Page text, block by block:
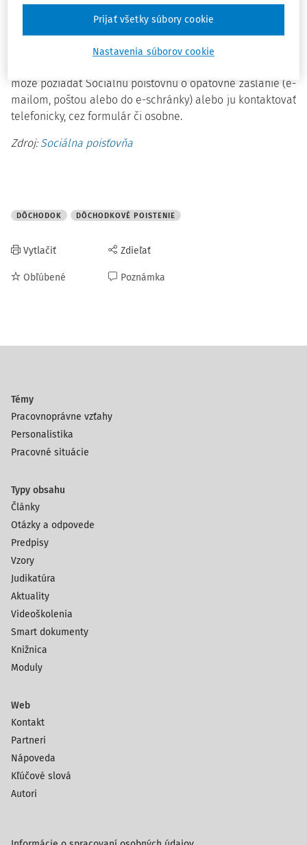
poistení. Priemerná odhadovaná suma dôchodku je 1 025
€ z I. piliera a 273 € z II. piliera.
Ak poistenec prognózu nedostal, mal by skontrolovať e-
môže požiadať Sociálnu poisťovňu o opätovné zaslanie (e-
mailom, poštou alebo do e-schránky) alebo ju kontaktovať
telefonicky, cez formulár či osobne.
Zdroj: Sociálna poisťovňa
DÔCHODOK DÔCHODKOVÉ POISTENIE
Vytlačiť
Obľúbené
Zdieľať
Poznámka
Témy
Pracovnoprávne vzťahy
Personalistika
Pracovné situácie
Typy obsahu
Články
Otázky a odpovede
Predpisy
Vzory
Judikatúra
Aktuality
Videoškolenia
Smart dokumenty
Knižnica
Moduly
Web
Kontakt
Partneri
Nápoveda
Kľúčové slová
Autori
Nastavenia súborov cookie
Prijať všetky súbory cookie